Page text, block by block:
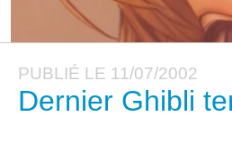
PUBLIÉ LE 11/07/2002
Dernier Ghibli